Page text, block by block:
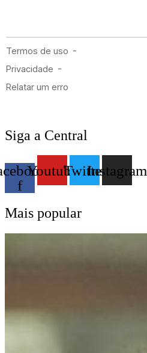
Siga a Central
f
YoutubeTwitterInstagram
Mais popular